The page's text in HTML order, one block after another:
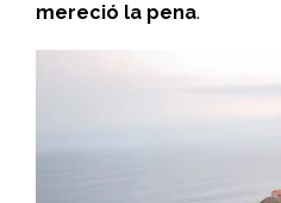
mereció la pena.